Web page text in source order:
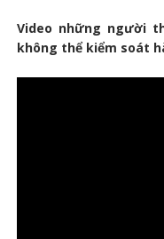
Video những người
không thể kiểm soát